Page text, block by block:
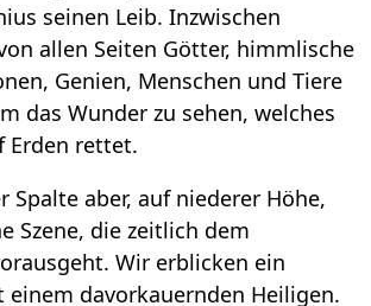
seinen Leib. Inzwischen
allen Seiten Götter, himmlische
Genien, Menschen und Tiere
das Wunder zu sehen, welches
Erden rettet.
Spalte aber, auf niederer Höhe,
Szene, die zeitlich dem
Wir erblicken ein
davorkauernden Heiligen.